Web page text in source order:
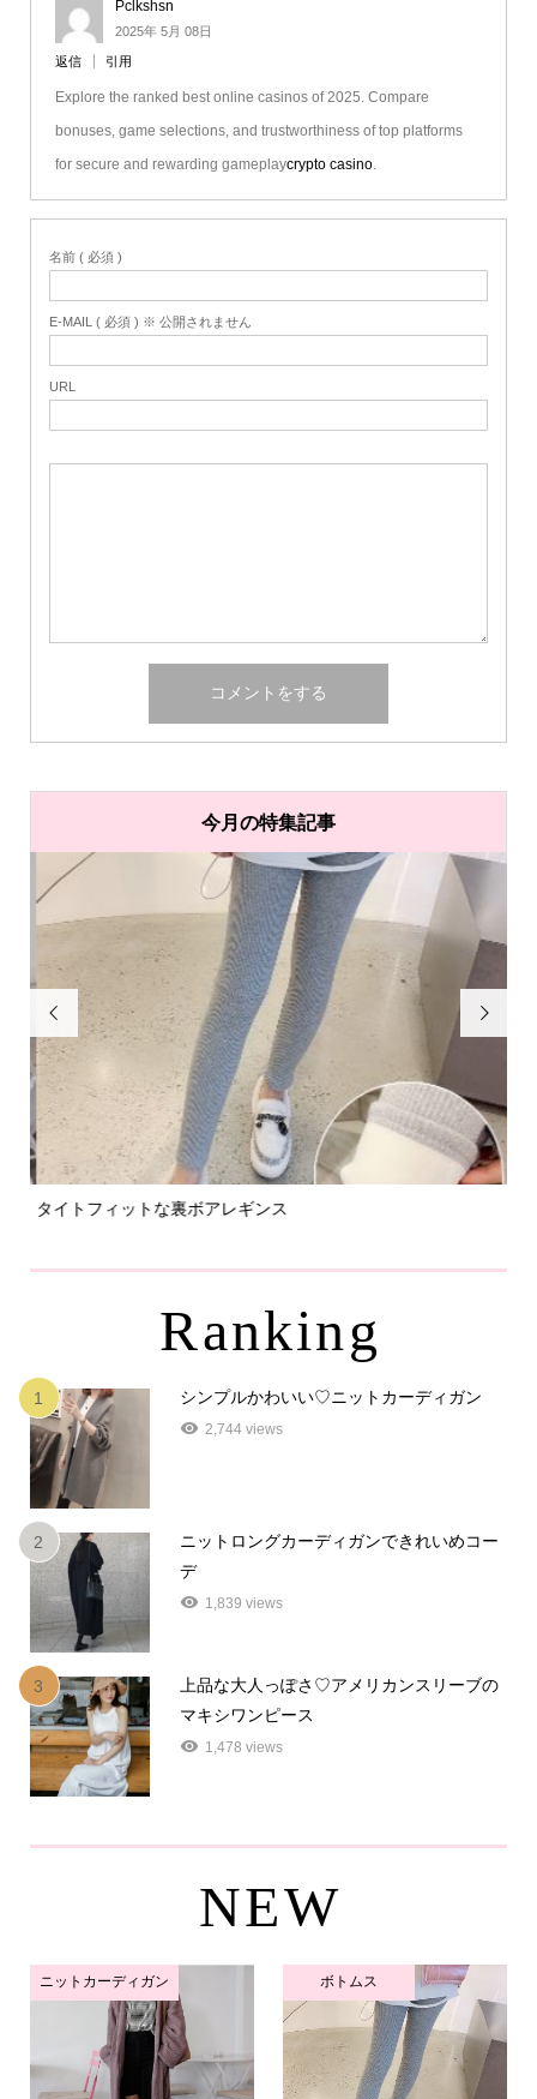
Pclkshsn
2025年 5月 08日
返信 引用
Explore the ranked best online casinos of 2025. Compare
bonuses, game selections, and trustworthiness of top platforms
for secure and rewarding gameplaycrypto casino.
名前 ( 必須 )
E-MAIL ( 必須 ) ※ 公開されません
URL
今月の特集記事

タイトフィットな裏ボアレギンス

Ranking
1 シンプルかわいい♡ニットカーディガン
2,744 views
2
ニットロングカーディガンできれいめコー
デ
1,839 views
3
上品な大人っぽさ♡アメリカンスリーブの
マキシワンピース
1,478 views
NEW
ニットカーディガン ボトムス